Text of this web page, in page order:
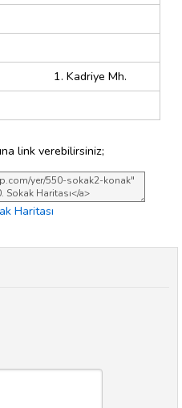
1. Kadriye Mh.
link verebilirsiniz;
Haritası